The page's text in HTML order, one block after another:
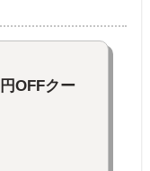
OFFクー